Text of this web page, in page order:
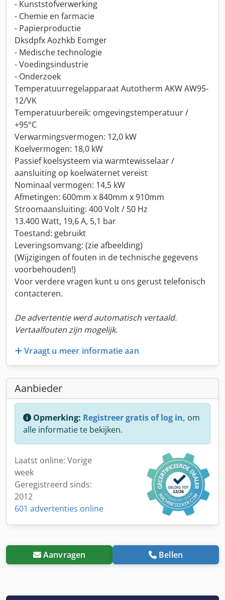
- Kunststofverwerking
- Chemie en farmacie
- Papierproductie
Dksdpfx Aozhkb Eomger
- Medische technologie
- Voedingsindustrie
- Onderzoek
Temperatuurregelapparaat Autotherm AKW AW95-
12/VK
Temperatuurbereik: omgevingstemperatuur /
+95°C
Verwarmingsvermogen: 12,0 kW
Koelvermogen: 18,0 kW
Passief koelsysteem via warmtewisselaar /
aansluiting op koelwaternet vereist
Nominaal vermogen: 14,5 kW
Afmetingen: 600mm x 840mm x 910mm
Stroomaansluiting: 400 Volt / 50 Hz
13.400 Watt, 19,6 A, 5,1 bar
Toestand: gebruikt
Leveringsomvang: (zie afbeelding)
(Wijzigingen of fouten in de technische gegevens
voorbehouden!)
Voor verdere vragen kunt u ons gerust telefonisch
contacteren.
De advertentie werd automatisch vertaald.
Vertaalfouten zijn mogelijk.
Vraagt u meer informatie aan
Aanbieder
Opmerking: Registreer gratis of log in, om
alle informatie te bekijken.
Laatst online: Vorige
week
Geregistreerd sinds:
2012
601 advertenties online
Aanvragen Bellen